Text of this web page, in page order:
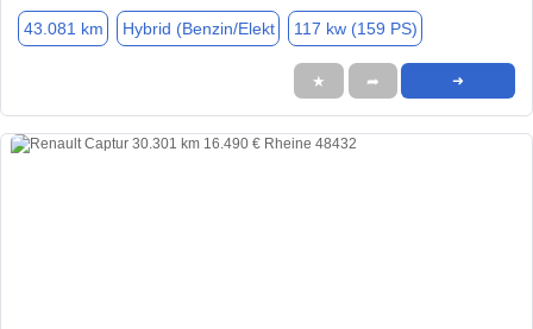
43.081 km Hybrid (Benzin/Elekt 117 kw (159 PS)
★ ➦ ➜